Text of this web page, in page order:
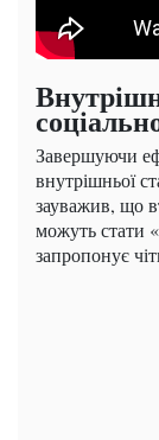
Завершуючи
внутрішньої
зауважив, що
можуть стати
запропонує